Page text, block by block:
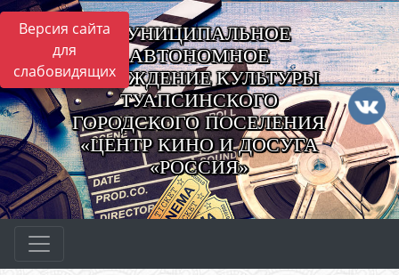
Версия сайта
для
слабовидящих
МУНИЦИПАЛЬНОЕ
АВТОНОМНОЕ
УЧРЕЖДЕНИЕ КУЛЬТУРЫ
ТУАПСИНСКОГО
ГОРОДСКОГО ПОСЕЛЕНИЯ
«ЦЕНТР КИНО И ДОСУГА
«РОССИЯ»